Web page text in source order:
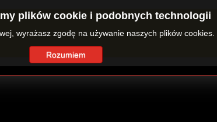
plików cookie i podobnych technologii
wyrażasz zgodę na używanie naszych plików cookies.
Rozumiem